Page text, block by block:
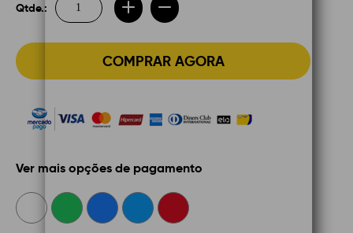
Qtde.:
COMPRAR AGORA
Ver mais opções de pagamento